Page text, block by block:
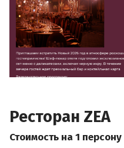
Ресторан ZEA
Стоимость на 1